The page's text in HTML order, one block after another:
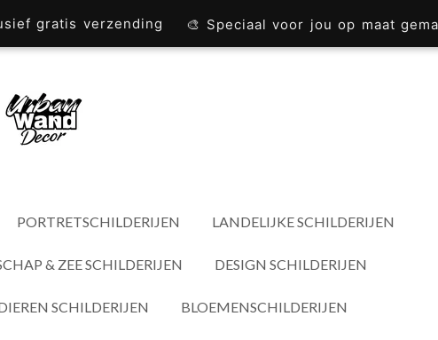
gratis verzending 🎨 Speciaal voor jou op maat
PORTRETSCHILDERIJEN LANDELIJKE SCHILDERIJEN
& ZEE SCHILDERIJEN DESIGN SCHILDERIJEN
SCHILDERIJEN BLOEMENSCHILDERIJEN